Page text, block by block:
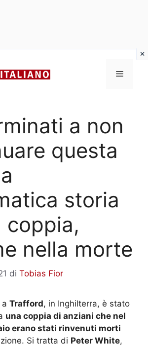
Menu
a non
questa
storia
coppia,
nella morte
di Tobias Fior
Trafford, in Inghilterra, è stato
una coppia di anziani che nel
erano stati rinvenuti morti
Si tratta di Peter White,